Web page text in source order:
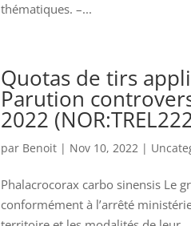
thématiques. –...
Quotas de tirs
Parution
2022
par Benoit | Nov 10, 2022 |
Phalacrocorax carbo sinensis Le
conformément à l’arrêté